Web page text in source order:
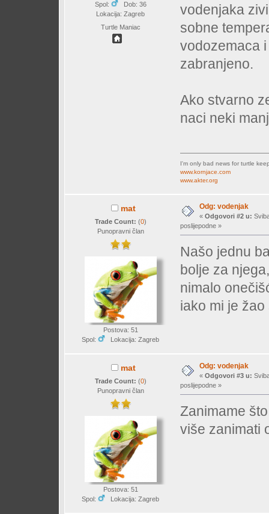
Spol:
Dob: 36
Lokacija: Zagreb
Turtle Maniac
vodenjaka
sobne
vodozemaca
zabranjeno.
Ako stvarno
naci neki
I'm only bad news for turtle
www.kornjace.com
www.akter.org
mat
Trade Count: (0)
Punopravni član
Postova: 51
Spol:
Lokacija: Zagreb
Odg: vodenjak
« Odgovori #2 u:
poslijepodne »
Našo jednu
bolje za
nimalo
iako mi je
mat
Trade Count: (0)
Punopravni član
Postova: 51
Spol:
Lokacija: Zagreb
Odg: vodenjak
« Odgovori #3 u:
poslijepodne »
Zanimame
više zanimati